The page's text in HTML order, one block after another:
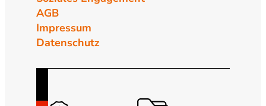
AGB
Impressum
Datenschutz